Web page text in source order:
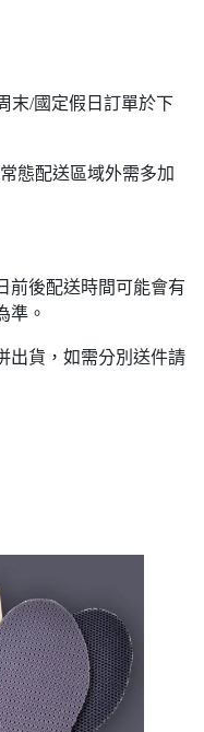
末/國定假日訂單於下
態配送區域外需多加
前後配送時間可能會有
準。
出貨，如需分別送件請